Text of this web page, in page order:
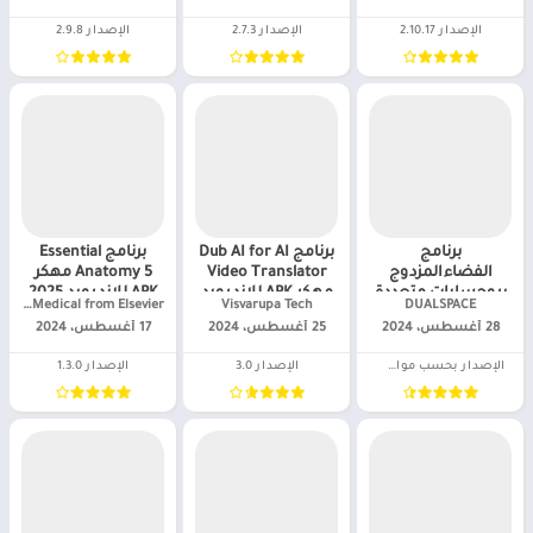
الإصدار 2.10.17 الإصدار 2.7.3 الإصدار 2.9.8
برنامج
الفضاءالمزدوج
بروحسابات متعددة
2025
DUALSPACE‏
28 أغسطس، 2024
الإصدار بحسب مواصفات الجهاز
برنامج Dub AI for AI
Video Translator
مهكر APK للاندرويد
2025
Visvarupa Tech‏
25 أغسطس، 2024
الإصدار 3.0
برنامج Essential
Anatomy 5 مهكر
APK للاندرويد 2025
3D4Medical from Elsevier‏
17 أغسطس، 2024
الإصدار 1.3.0